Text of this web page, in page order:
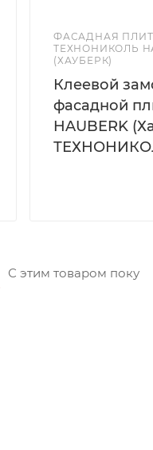
ФАСАДНАЯ
ТЕХНОНИКОЛЬ
(ХАУБЕРК)
Клеевой
фасадной
HAUBERK
С этим товаром